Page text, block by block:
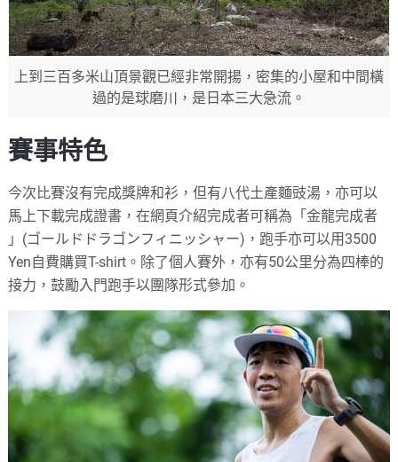
上到三百多米山頂景觀已經非常開揚，密集的小屋和中間橫
過的是球磨川，是日本三大急流。
賽事特色
今次比賽沒有完成獎牌和衫，但有八代土產麵豉湯， 亦可以
馬上下載完成證書，在網頁介紹完成者可稱為「金龍完成者
」(ゴールドドラゴンフィニッシャー)，跑手亦可以用3500
Yen自費購買T-shirt。除了個人賽外， 亦有50公里分為四棒的
接力，鼓勵入門跑手以團隊形式參加。